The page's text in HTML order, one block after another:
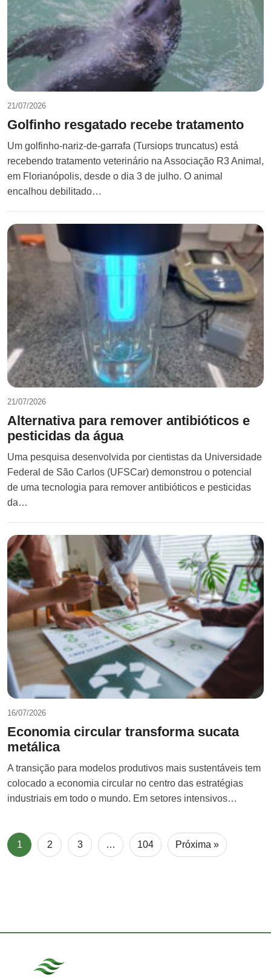
21/07/2026
Golfinho resgatado recebe tratamento
Um golfinho-nariz-de-garrafa (Tursiops truncatus) está
recebendo tratamento veterinário na Associação R3 Animal,
em Florianópolis, desde o dia 3 de julho. O animal
encalhou debilitado…
21/07/2026
Alternativa para remover antibióticos e
pesticidas da água
Uma pesquisa desenvolvida por cientistas da Universidade
Federal de São Carlos (UFSCar) demonstrou o potencial
de uma tecnologia para remover antibióticos e pesticidas
da…
16/07/2026
Economia circular transforma sucata
metálica
A transição para modelos produtivos mais sustentáveis tem
colocado a economia circular no centro das estratégias
industriais em todo o mundo. Em setores intensivos…
1 2 3 … 104 Próxima »